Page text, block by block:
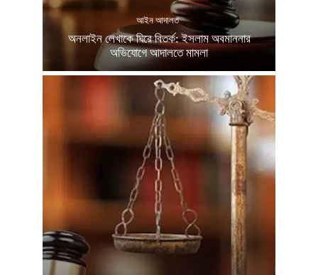
আইন আদালত
অনলাইন লেখাকে ঘিরে বিতর্ক: ইসলাম অবমাননার
অভিযোগে আদালতে মামলা